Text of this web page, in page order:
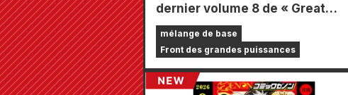
dernier volume 8 de « Great
Powers Frontline », une foire à
durée limitée se tiendra dans
les magasins Animate à travers
le pays à partir du 20 août, où
mélange de base
Front des grandes puissances